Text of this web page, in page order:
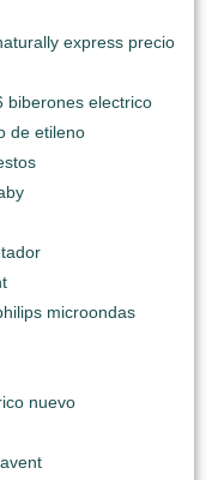
express precio
biberones electrico
de etileno
microondas
nuevo